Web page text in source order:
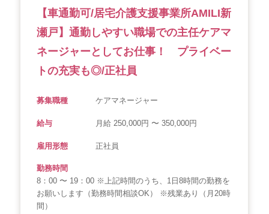
【車通勤可/居宅介護支援事業所AMILI新
瀬戸】通勤しやすい職場での主任ケアマ
ネージャーとしてお仕事！ プライベー
トの充実も◎/正社員
募集職種 ケアマネージャー
給与 月給 250,000円 〜 350,000円
雇用形態 正社員
勤務時間
8：00 〜 19：00 ※上記時間のうち、1日8時間の勤務を
お願いします（勤務時間相談OK） ※残業あり（月20時
間）